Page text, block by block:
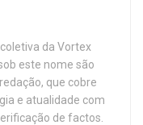
da Vortex
este nome são
que cobre
e atualidade com
de factos.